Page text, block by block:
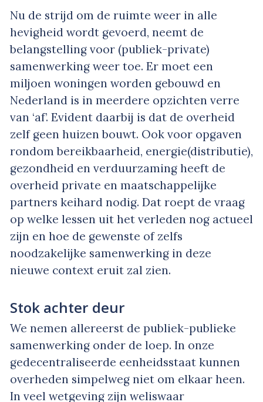
Nu de strijd om de ruimte weer in alle
hevigheid wordt gevoerd, neemt de
belangstelling voor (publiek-private)
samenwerking weer toe. Er moet een
miljoen woningen worden gebouwd en
Nederland is in meerdere opzichten verre
van ‘af’. Evident daarbij is dat de overheid
zelf geen huizen bouwt. Ook voor opgaven
rondom bereikbaarheid, energie(distributie),
gezondheid en verduurzaming heeft de
overheid private en maatschappelijke
partners keihard nodig. Dat roept de vraag
op welke lessen uit het verleden nog actueel
zijn en hoe de gewenste of zelfs
noodzakelijke samenwerking in deze
nieuwe context eruit zal zien.
Stok achter deur
We nemen allereerst de publiek-publieke
samenwerking onder de loep. In onze
gedecentraliseerde eenheidsstaat kunnen
overheden simpelweg niet om elkaar heen.
In veel wetgeving zijn weliswaar